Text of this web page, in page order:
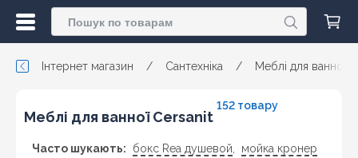
Інтернет магазин / Сантехніка / Меблі для ванної
Меблі для ванної Cersanit
152 товару
Часто шукають: бокс Rea душевой
мойка кронер